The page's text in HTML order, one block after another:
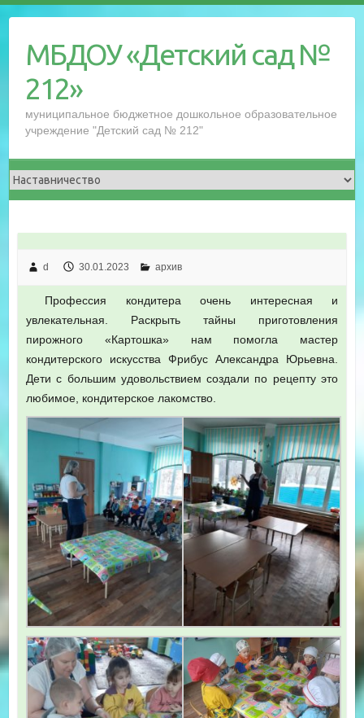
содержимому
МБДОУ «Детский сад №
212»
муниципальное бюджетное дошкольное образовательное
учреждение "Детский сад № 212"
d 30.01.2023 архив
Профессия кондитера очень интересная и
увлекательная. Раскрыть тайны приготовления
пирожного «Картошка» нам помогла мастер
кондитерского искусства Фрибус Александра Юрьевна.
Дети с большим удовольствием создали по рецепту это
любимое, кондитерское лакомство.